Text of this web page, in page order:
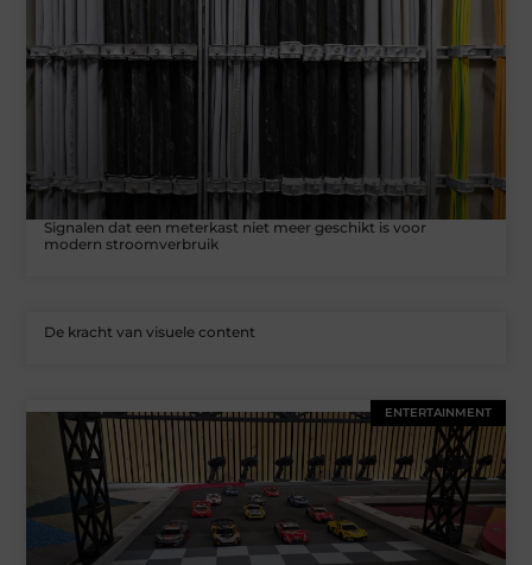
Signalen dat een meterkast niet meer geschikt is voor
modern stroomverbruik
De kracht van visuele content
ENTERTAINMENT